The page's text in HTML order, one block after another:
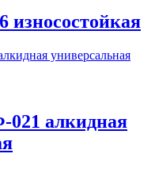
021 алкидная